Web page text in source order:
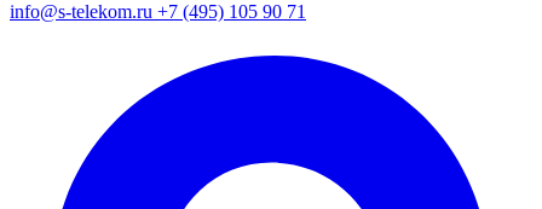
info@s-telekom.ru +7 (495) 105 90 71